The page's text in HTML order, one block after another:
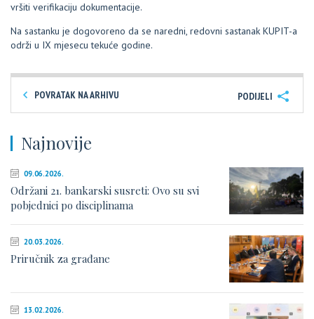
vršiti verifikaciju dokumentacije.
Na sastanku je dogovoreno da se naredni, redovni sastanak KUPIT-a
održi u IX mjesecu tekuće godine.
POVRATAK NA ARHIVU PODIJELI
Najnovije
09.06.2026.
Održani 21. bankarski susreti: Ovo su svi
pobjednici po disciplinama
20.03.2026.
Priručnik za građane
13.02.2026.